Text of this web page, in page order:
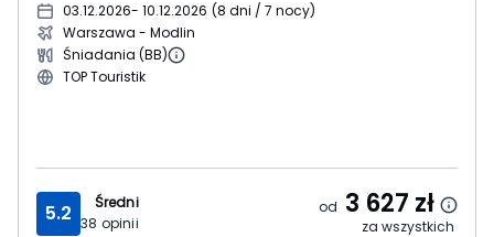
03.12.2026- 10.12.2026 (8 dni / 7 nocy)
Warszawa - Modlin
Śniadania (BB)
TOP Touristik
5.2
Średni
38 opinii
od 3 627 zł
za wszystkich